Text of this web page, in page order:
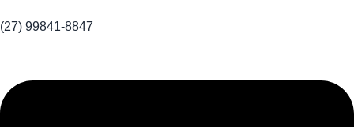
(27) 99841-8847